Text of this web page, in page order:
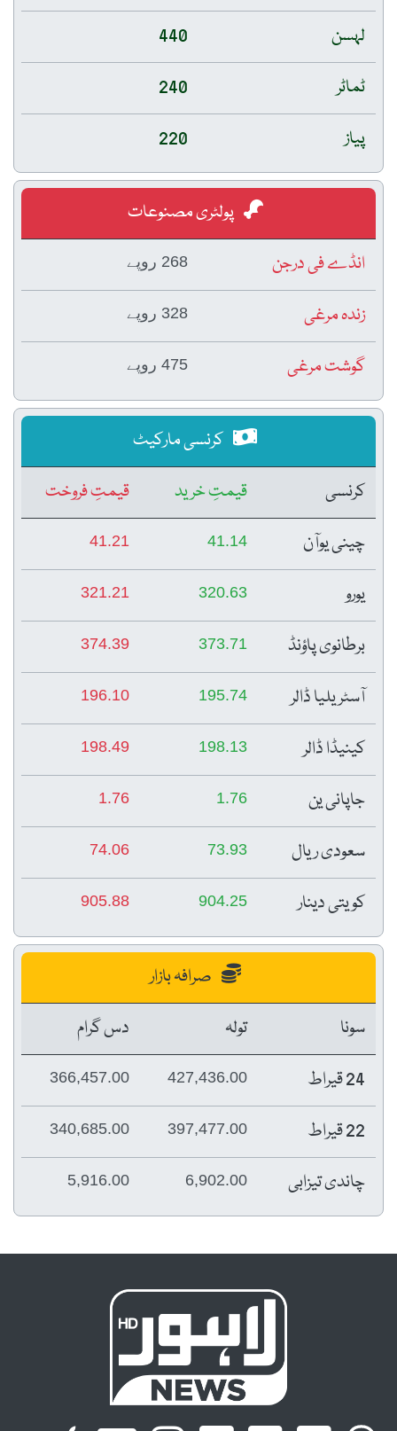
لہسن
440
ٹماٹر
240
پیاز
220
پولٹری مصنوعات
انڈے فی درجن
268 روپے
زندہ مرغی 328 روپے
گوشت مرغی 475 روپے
کرنسی مارکیٹ
کرنسی
قیمتِ خرید
قیمتِ فروخت
چینی یوآن
41.14
41.21
یورو 320.63
321.21
برطانوی پاؤنڈ 373.71
374.39
آسٹریلیا ڈالر 195.74
196.10
کینیڈا ڈالر 198.13
198.49
جاپانی ین 1.76
1.76
سعودی ریال 73.93
74.06
کویتی دینار 904.25
905.88
صرافہ بازار
سونا
تولہ
دس گرام
24 قیراط
427,436.00
366,457.00
22 قیراط 397,477.00
340,685.00
چاندی تیزابی 6,902.00
5,916.00